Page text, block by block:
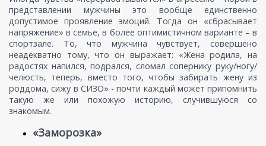
представлении мужчины это вообще единственно
допустимое проявление эмоций. Тогда он «сбрасывает
напряжение» в семье, в более оптимистичном варианте – в
спортзале. То, что мужчина чувствует, совершено
неадекватно тому, что он выражает: «Жена родила, на
радостях напился, подрался, сломал сопернику руку/ногу/
челюсть, теперь, вместо того, чтобы забирать жену из
роддома, сижу в СИЗО» - почти каждый может припомнить
такую же или похожую историю, случившуюся со
знакомым.
«Заморозка»